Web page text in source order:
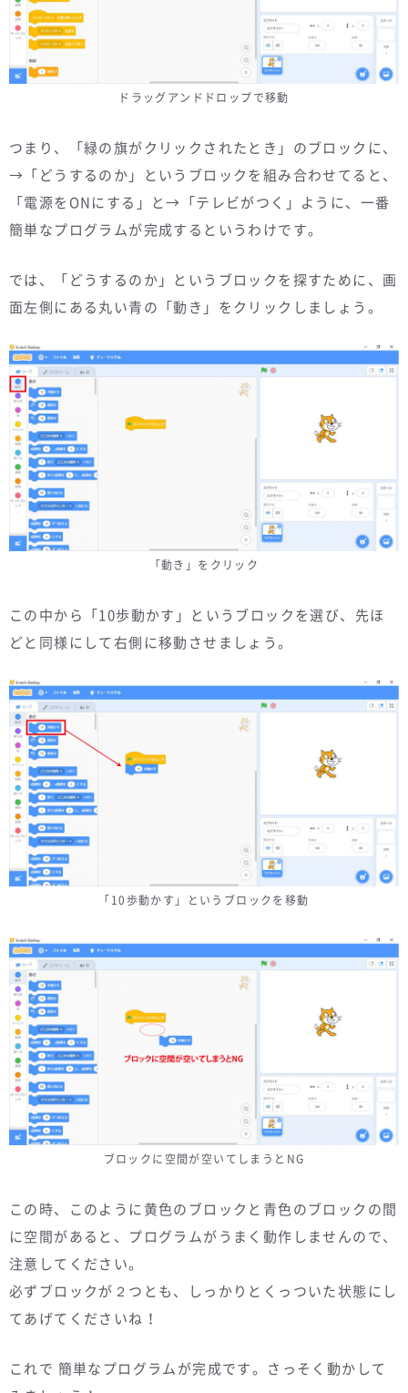
ドラッグアンドドロップで移動
つまり、「緑の旗がクリックされたとき」のブロックに、
→「どうするのか」というブロックを組み合わせてると、
「電源をONにする」と→「テレビがつく」ように、一番
簡単なプログラムが完成するというわけです。
では、「どうするのか」というブロックを探すために、画
面左側にある丸い青の「動き」をクリックしましょう。
「動き」をクリック
この中から「10歩動かす」というブロックを選び、先ほ
どと同様にして右側に移動させましょう。
「10歩動かす」というブロックを移動
ブロックに空間が空いてしまうとNG
この時、このように黄色のブロックと青色のブロックの間
に空間があると、プログラムがうまく動作しませんので、
注意してください。
必ずブロックが２つとも、しっかりとくっついた状態にし
てあげてくださいね！
これで 簡単なプログラムが完成です。さっそく動かして